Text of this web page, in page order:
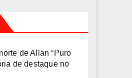
de Allan “Puro
de destaque no